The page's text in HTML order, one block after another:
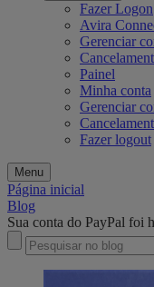
Fazer Logon
Avira
Gerenciar
Painel
Minha conta
Gerenciar
Fazer logout
Menu
Página inicial
Blog
Sua conta do PayPal foi